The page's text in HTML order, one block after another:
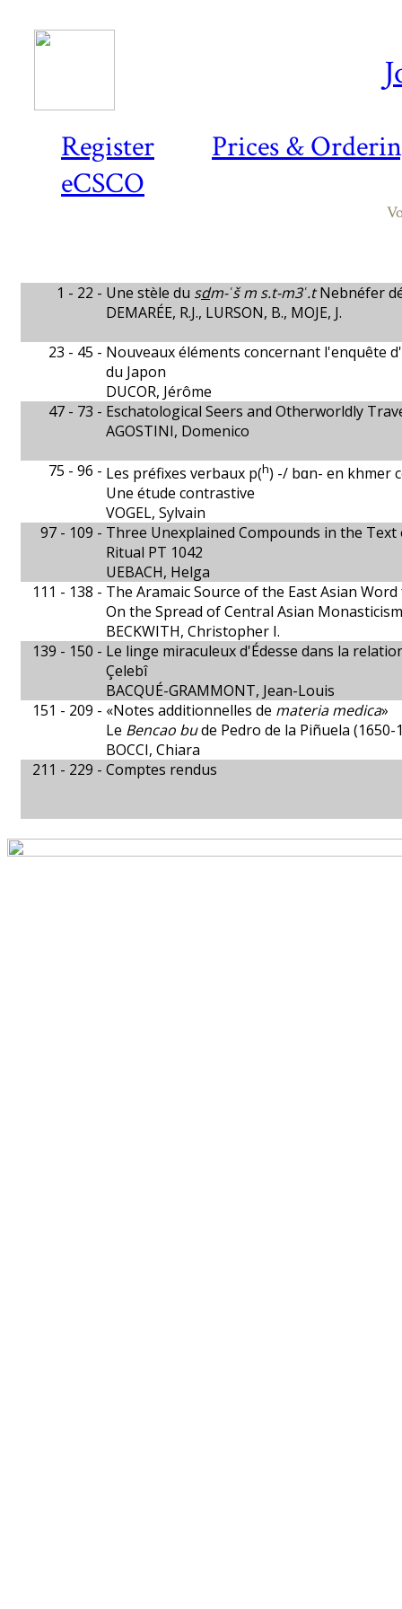
Register
Prices &
eCSCO
1 - 22 - Une stèle du sdm-ʿš m s.t-m3ʿ.tNebnéfer
DEMARÉE, R.J., LURSON, B., MOJE, J.
23 - 45 - Nouveaux éléments concernant l'enquête
du Japon
DUCOR, Jérôme
47 - 73 - Eschatological Seers and Otherworldly
AGOSTINI, Domenico
75 - 96 - Les préfixes verbaux p(h) -/ bɑn- en khmer
Une étude contrastive
VOGEL, Sylvain
97 - 109 - Three Unexplained Compounds in the
Ritual PT 1042
UEBACH, Helga
111 - 138 - The Aramaic Source of the East Asian
On the Spread of Central Asian
BECKWITH, Christopher I.
139 - 150 - Le linge miraculeux d'Édesse dans la
Çelebî
BACQUÉ-GRAMMONT, Jean-Louis
151 - 209 - «Notes additionnelles de materia medica»
Le Bencao bude Pedro de la Piñuela (1650-
BOCCI, Chiara
211 - 229 - Comptes rendus